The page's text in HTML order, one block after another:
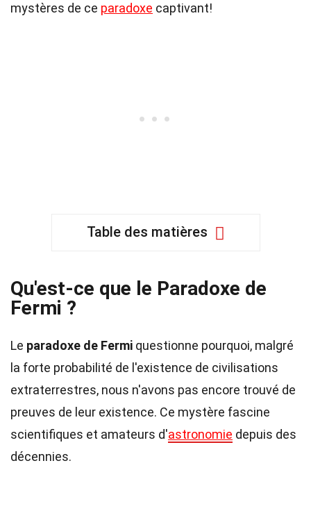
mystères de ce paradoxe captivant!
Table des matières
Qu'est-ce que le Paradoxe de
Fermi ?
Le paradoxe de Fermi questionne pourquoi, malgré
la forte probabilité de l'existence de civilisations
extraterrestres, nous n'avons pas encore trouvé de
preuves de leur existence. Ce mystère fascine
scientifiques et amateurs d'astronomie depuis des
décennies.